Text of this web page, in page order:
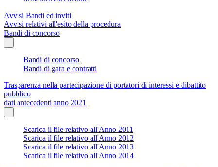
Avvisi Bandi ed inviti
Avvisi relativi all'esito della procedura
Bandi di concorso
Bandi di concorso
Bandi di gara e contratti
Trasparenza nella partecipazione di portatori di interessi e dibattito
pubblico
dati antecedenti anno 2021
Scarica il file relativo all'Anno 2011
Scarica il file relativo all'Anno 2012
Scarica il file relativo all'Anno 2013
Scarica il file relativo all'Anno 2014